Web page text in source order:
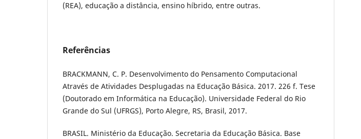
(REA), educação a distância, ensino híbrido, entre outras.
Referências
BRACKMANN, C. P. Desenvolvimento do Pensamento Computacional
Através de Atividades Desplugadas na Educação Básica. 2017. 226 f. Tese
(Doutorado em Informática na Educação). Universidade Federal do Rio
Grande do Sul (UFRGS), Porto Alegre, RS, Brasil, 2017.
BRASIL. Ministério da Educação. Secretaria da Educação Básica. Base